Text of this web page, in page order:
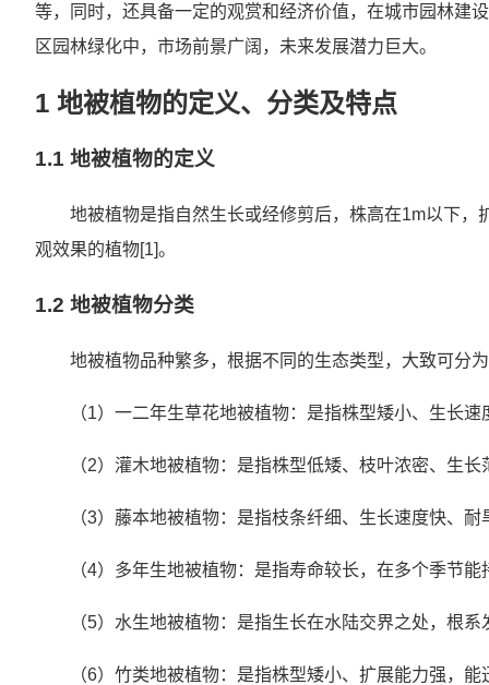
等，同时，还具备一定的观赏和经济价值，在城市园林建
区园林绿化中，市场前景广阔，未来发展潜力巨大。
1 地被植物的定义、分类及特点
1.1 地被植物的定义
地被植物是指自然生长或经修剪后，株高在1m以下
观效果的植物[1]。
1.2 地被植物分类
地被植物品种繁多，根据不同的生态类型，大致可分
（1）一二年生草花地被植物：是指株型矮小、生长
（2）灌木地被植物：是指株型低矮、枝叶浓密、生
（3）藤本地被植物：是指枝条纤细、生长速度快、
（4）多年生地被植物：是指寿命较长，在多个季节
（5）水生地被植物：是指生长在水陆交界之处，根
（6）竹类地被植物：是指株型矮小、扩展能力强，